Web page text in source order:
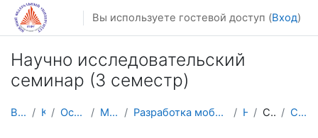
Перейти к основному содержанию
Вы используете гостевой доступ (Вход)
Научно исследовательский
семинар (3 семестр)
В начало Курсы Осенний семестр Магистратура Разработка мобильных приложений и компьютерных игр НИС_3 Семинары Семинар 8.10